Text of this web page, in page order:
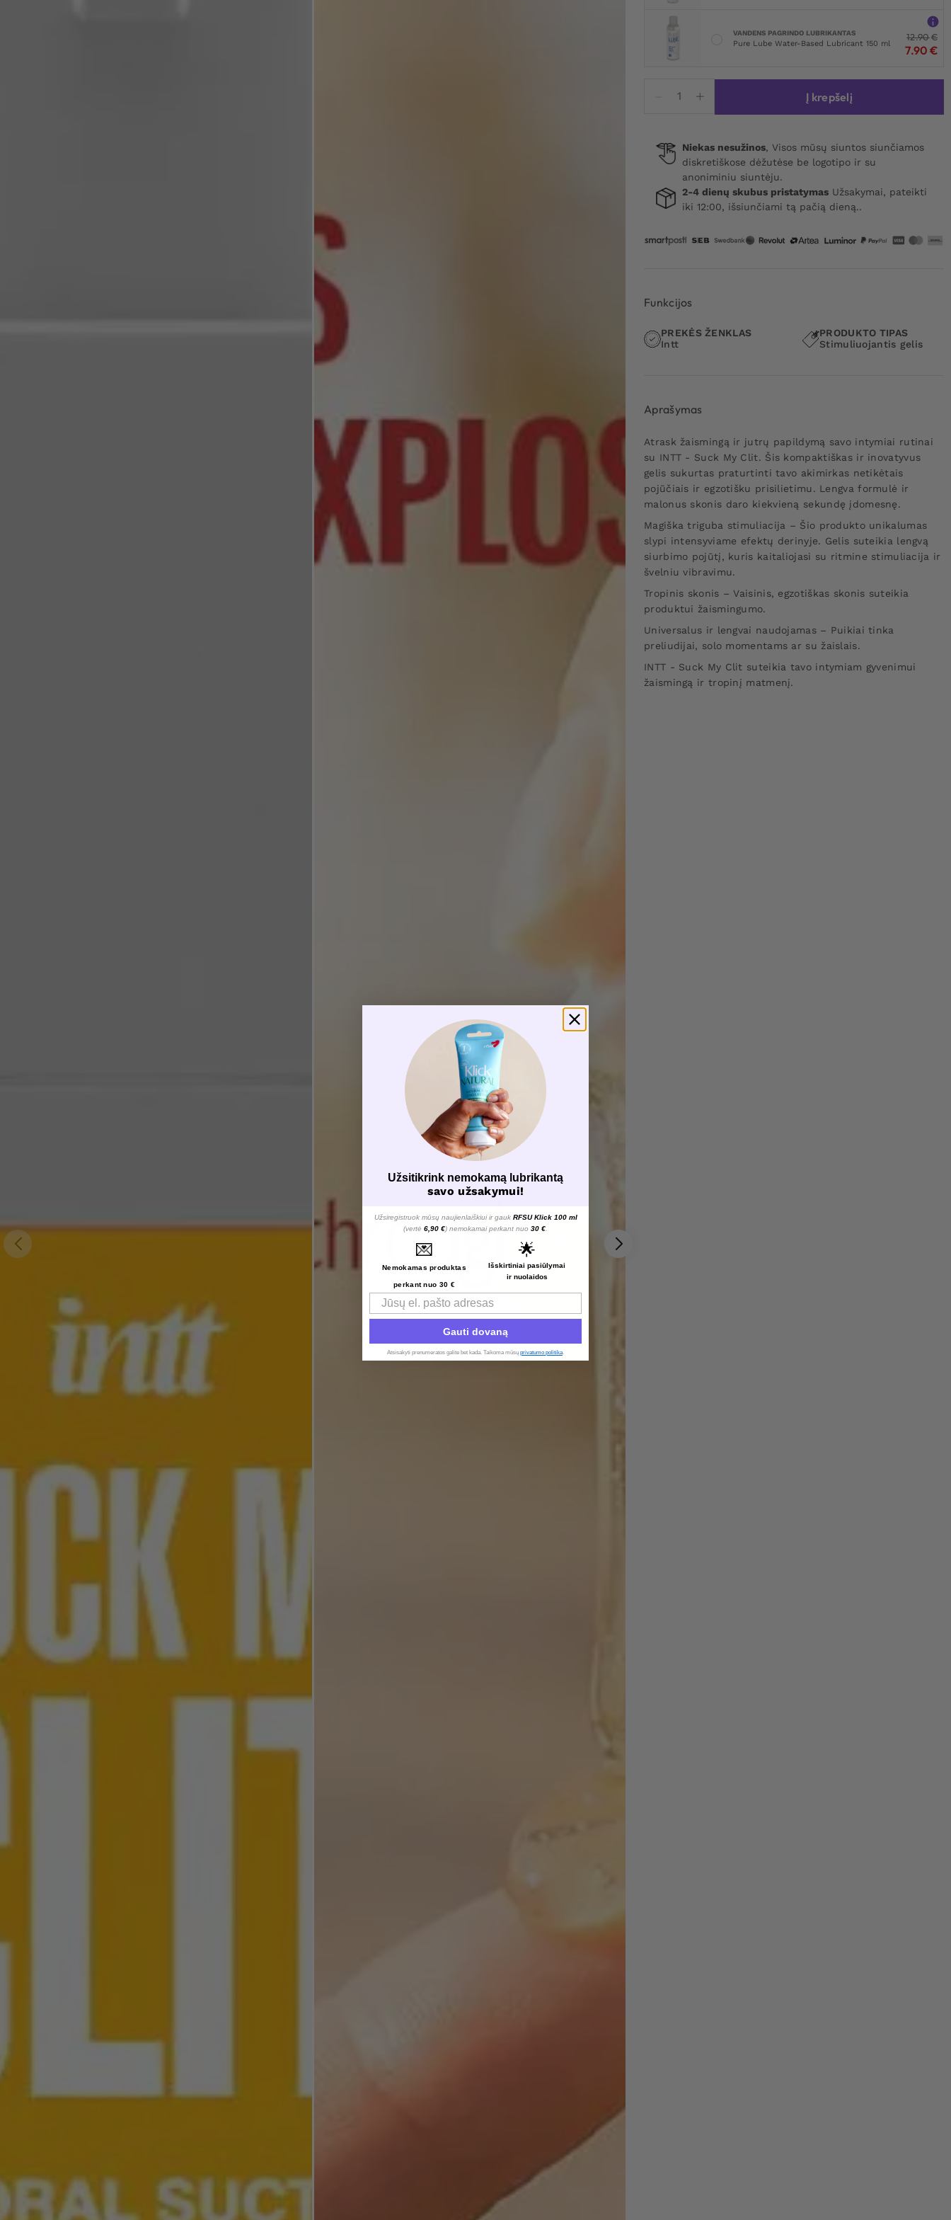
VANDENS PAGRINDO LUBRIKANTAS
Pure Lube Water-Based Lubricant 150 ml
12.90€
7.90 €
kiekis:
My
Gel
Tropical
15ml
Į krepšelį
Niekas nesužinos, Visos mūsų siuntos siunčiamos
diskretiškose dėžutėse be logotipo ir su
anoniminiu siuntėju.
2-4 dienų skubus pristatymas Užsakymai, pateikti
iki 12:00, išsiunčiami tą pačią dieną..
Funkcijos
PREKĖS ŽENKLAS
Intt
PRODUKTO TIPAS
Stimuliuojantis gelis
Aprašymas
Atrask žaismingą ir jutrų papildymą savo intymiai rutinai
su INTT - Suck My Clit. Šis kompaktiškas ir inovatyvus
gelis sukurtas praturtinti tavo akimirkas netikėtais
pojūčiais ir egzotišku prisilietimu. Lengva formulė ir
malonus skonis daro kiekvieną sekundę įdomesnę.
Magiška triguba stimuliacija – Šio produkto unikalumas
slypi intensyviame efektų derinyje. Gelis suteikia lengvą
siurbimo pojūtį, kuris kaitaliojasi su ritmine stimuliacija ir
švelniu vibravimu.
Tropinis skonis – Vaisinis, egzotiškas skonis suteikia
produktui žaismingumo.
Universalus ir lengvai naudojamas – Puikiai tinka
preliudijai, solo momentams ar su žaislais.
INTT - Suck My Clit suteikia tavo intymiam gyvenimui
žaismingą ir tropinį matmenį.
Užsitikrink nemokamą lubrikantą
savo užsakymui!
Užsiregistruok mūsų naujienlaiškiui ir gauk RFSU Klick 100 ml
(vertė 6,90 €) nemokamai perkant nuo 30 €
💌
Nemokamas produktas
perkant nuo 30 €
🌟
Išskirtiniai pasiūlymai
ir nuolaidos
Email
Gauti dovaną
Atsisakyti prenumeratos galite bet kada. Taikoma mūsų privatumo politika.​